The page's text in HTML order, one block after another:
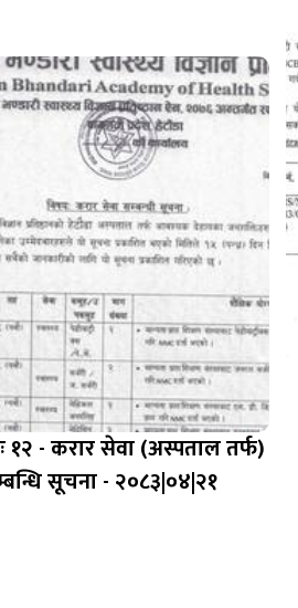
१२ - करार सेवा (अस्पताल तर्फ)
सूचना - २०८३|०४|२१